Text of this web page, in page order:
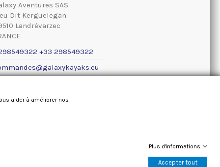
Aventures SAS
Dit Kerguelegan
Landrévarzec
+33 298549322
aider à améliorer nos
Plus d'informations
Accepter tout